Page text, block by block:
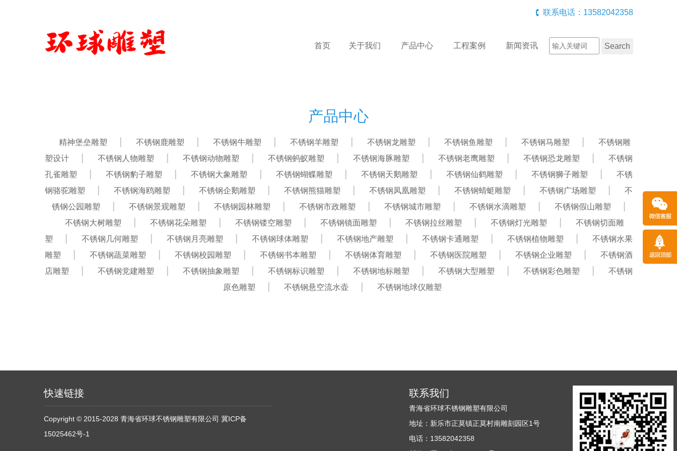
联系电话：13582042358
首页 关于我们 产品中心 工程案例 新闻资讯
产品中心
精神堡垒雕塑 不锈钢鹿雕塑 不锈钢牛雕塑 不锈钢羊雕塑 不锈钢龙雕塑 不锈钢鱼雕塑 不锈钢马雕塑
不锈钢雕
塑设计
不锈钢人物雕塑 不锈钢动物雕塑 不锈钢蚂蚁雕塑 不锈钢海豚雕塑 不锈钢老鹰雕塑 不锈钢恐龙雕塑
不锈钢
孔雀雕塑
不锈钢豹子雕塑 不锈钢大象雕塑 不锈钢蝴蝶雕塑 不锈钢天鹅雕塑 不锈钢仙鹤雕塑 不锈钢狮子雕塑
不锈
钢骆驼雕塑
不锈钢海鸥雕塑 不锈钢企鹅雕塑 不锈钢熊猫雕塑 不锈钢凤凰雕塑 不锈钢蜻蜓雕塑 不锈钢广场雕塑
不
锈钢公园雕塑
不锈钢景观雕塑 不锈钢园林雕塑 不锈钢市政雕塑 不锈钢城市雕塑 不锈钢水滴雕塑
不锈钢假山雕塑
不锈钢大树雕塑
不锈钢花朵雕塑 不锈钢镂空雕塑 不锈钢镜面雕塑 不锈钢拉丝雕塑 不锈钢灯光雕塑
不锈钢切面雕
塑
不锈钢几何雕塑 不锈钢月亮雕塑 不锈钢球体雕塑 不锈钢地产雕塑 不锈钢卡通雕塑 不锈钢植物雕塑
不锈钢水果
雕塑
不锈钢蔬菜雕塑 不锈钢校园雕塑 不锈钢书本雕塑 不锈钢体育雕塑 不锈钢医院雕塑 不锈钢企业雕塑
不锈钢酒
店雕塑
不锈钢党建雕塑 不锈钢抽象雕塑 不锈钢标识雕塑 不锈钢地标雕塑 不锈钢大型雕塑 不锈钢彩色雕塑
不锈钢
原色雕塑
不锈钢悬空流水壶 不锈钢地球仪雕塑
快速链接
Copyright © 2015-2028 青海省环球不锈钢雕塑有限公司 冀ICP备
15025462号-1
联系我们
青海省环球不锈钢雕塑有限公司
地址：新乐市正莫镇正莫村南雕刻园区1号
电话：13582042358